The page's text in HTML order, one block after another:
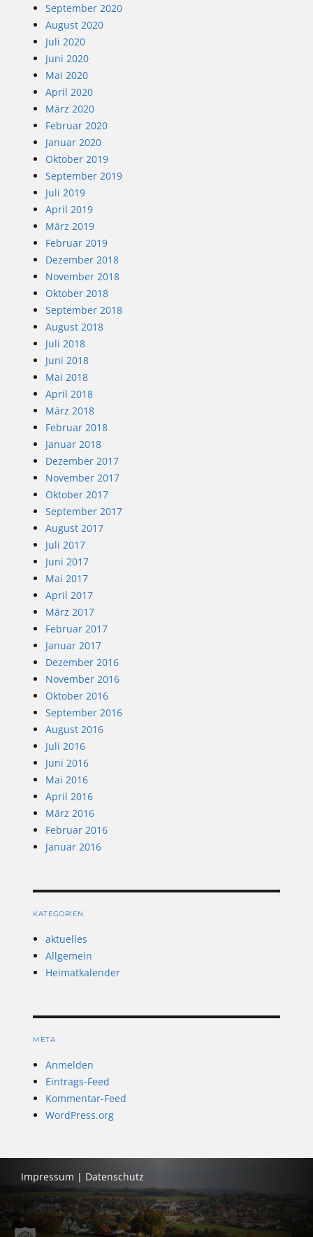
September 2020
August 2020
Juli 2020
Juni 2020
Mai 2020
April 2020
März 2020
Februar 2020
Januar 2020
Oktober 2019
September 2019
Juli 2019
April 2019
März 2019
Februar 2019
Dezember 2018
November 2018
Oktober 2018
September 2018
August 2018
Juli 2018
Juni 2018
Mai 2018
April 2018
März 2018
Februar 2018
Januar 2018
Dezember 2017
November 2017
Oktober 2017
September 2017
August 2017
Juli 2017
Juni 2017
Mai 2017
April 2017
März 2017
Februar 2017
Januar 2017
Dezember 2016
November 2016
Oktober 2016
September 2016
August 2016
Juli 2016
Juni 2016
Mai 2016
April 2016
März 2016
Februar 2016
Januar 2016
KATEGORIEN
aktuelles
Allgemein
Heimatkalender
META
Anmelden
Eintrags-Feed
Kommentar-Feed
WordPress.org
Impressum | Datenschutz